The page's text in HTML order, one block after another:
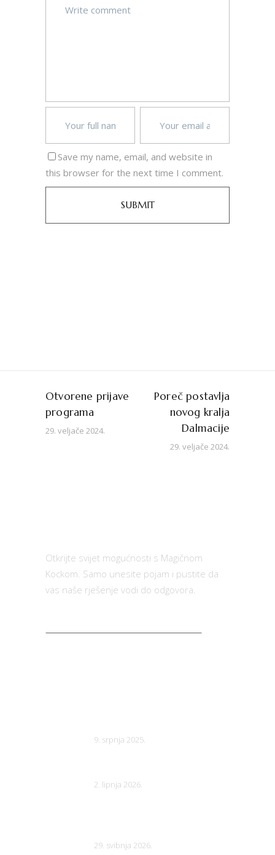
Save my name, email, and website in
this browser for the next time I comment.
Otvorene prijave
programa
29. veljače 2024.
Poreč postavlja
novog kralja
Dalmacije
29. veljače 2024.
Otkrijte svijet mogućnosti s Magičnom
Kockom. Samo unesite pojam i pustite da
vas naše rješenje vodi do odgovora.
9. srpnja 2025.
2. lipnja 2026.
29. svibnja 2026.